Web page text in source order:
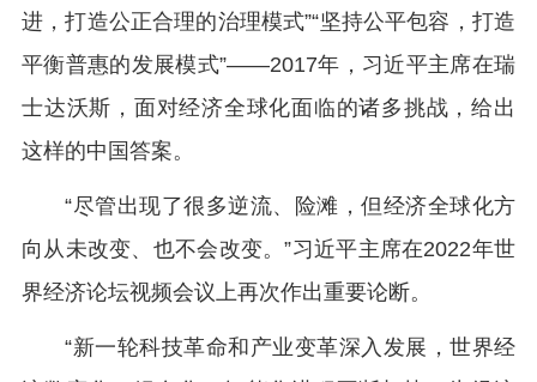
进，打造公正合理的治理模式”“坚持公平包容，打造
平衡普惠的发展模式”——2017年，习近平主席在瑞
士达沃斯，面对经济全球化面临的诸多挑战，给出
这样的中国答案。
“尽管出现了很多逆流、险滩，但经济全球化方
向从未改变、也不会改变。”习近平主席在2022年世
界经济论坛视频会议上再次作出重要论断。
“新一轮科技革命和产业变革深入发展，世界经